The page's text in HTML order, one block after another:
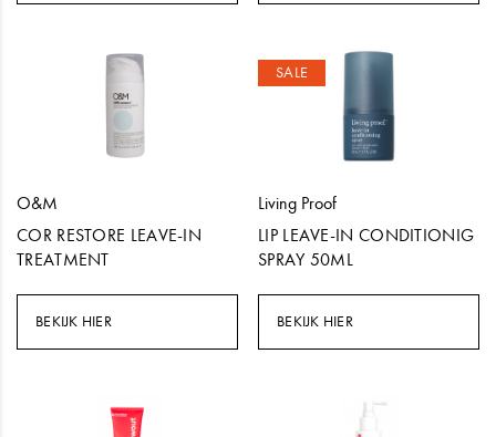
O&M
COR RESTORE LEAVE-IN
TREATMENT
BEKIJK HIER
SALE
Living Proof
LIP LEAVE-IN CONDITIONIG
SPRAY 50ML
BEKIJK HIER